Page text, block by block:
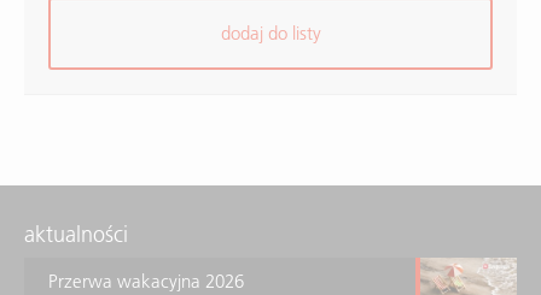
dodaj do listy
aktualności
Przerwa wakacyjna 2026